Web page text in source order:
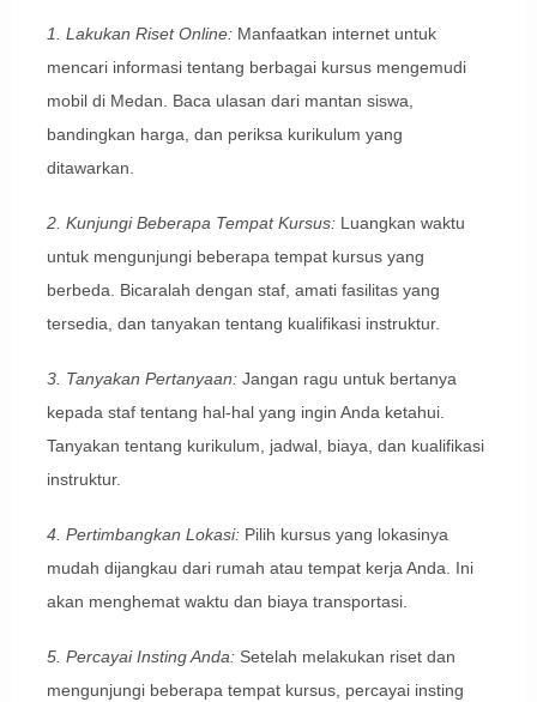
1. Lakukan Riset Online:Manfaatkan internet untuk
mencari informasi tentang berbagai kursus mengemudi
mobil di Medan. Baca ulasan dari mantan siswa,
bandingkan harga, dan periksa kurikulum yang
ditawarkan.
2. Kunjungi Beberapa Tempat Kursus:Luangkan waktu
untuk mengunjungi beberapa tempat kursus yang
berbeda. Bicaralah dengan staf, amati fasilitas yang
tersedia, dan tanyakan tentang kualifikasi instruktur.
3. Tanyakan Pertanyaan:Jangan ragu untuk bertanya
kepada staf tentang hal-hal yang ingin Anda ketahui.
Tanyakan tentang kurikulum, jadwal, biaya, dan kualifikasi
instruktur.
4. Pertimbangkan Lokasi:Pilih kursus yang lokasinya
mudah dijangkau dari rumah atau tempat kerja Anda. Ini
akan menghemat waktu dan biaya transportasi.
5. Percayai Insting Anda:Setelah melakukan riset dan
mengunjungi beberapa tempat kursus, percayai insting